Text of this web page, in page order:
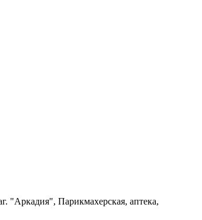
"Аркадия", Парикмахерская, аптека,